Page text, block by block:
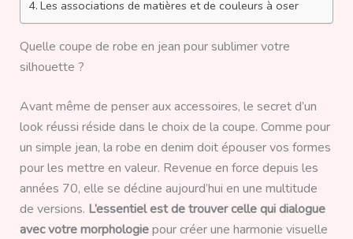
Les associations de matières et de couleurs à oser
Quelle coupe de robe en jean pour sublimer votre
silhouette ?
Avant même de penser aux accessoires, le secret d’un
look réussi réside dans le choix de la coupe. Comme pour
un simple jean, la robe en denim doit épouser vos formes
pour les mettre en valeur. Revenue en force depuis les
années 70, elle se décline aujourd’hui en une multitude
de versions. L’essentiel est de trouver celle qui dialogue
avec votre morphologiepour créer une harmonie visuelle